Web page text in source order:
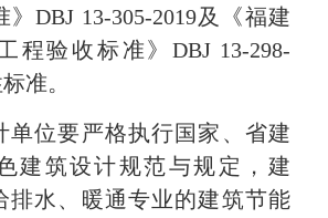
DBJ 13-305-2019及《福建
程验收标准》DBJ 13-298-
准。
单位要严格执行国家、省建
建筑设计规范与规定，建
排水、暖通专业的建筑节能